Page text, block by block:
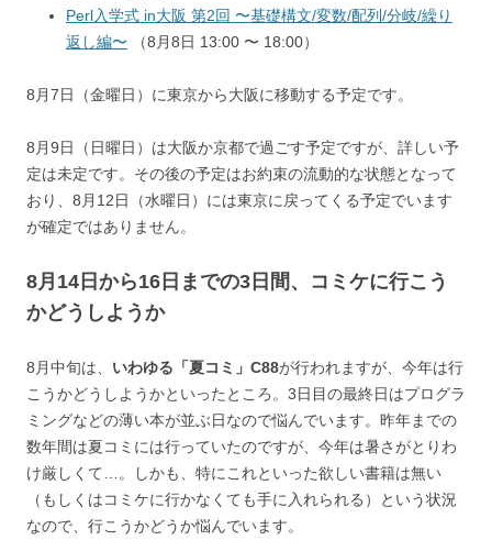
Perl入学式 in大阪 第2回 〜基礎構文/変数/配列/分岐/繰り
返し編〜 （8月8日 13:00 〜 18:00）
8月7日（金曜日）に東京から大阪に移動する予定です。
8月9日（日曜日）は大阪か京都で過ごす予定ですが、詳しい予
定は未定です。その後の予定はお約束の流動的な状態となって
おり、8月12日（水曜日）には東京に戻ってくる予定でいます
が確定ではありません。
8月14日から16日までの3日間、コミケに行こう
かどうしようか
8月中旬は、 いわゆる「夏コミ」C88が行われますが、今年は行
こうかどうしようかといったところ。3日目の最終日はプログラ
ミングなどの薄い本が並ぶ日なので悩んでいます。昨年までの
数年間は夏コミには行っていたのですが、今年は暑さがとりわ
け厳しくて…。しかも、特にこれといった欲しい書籍は無い
（もしくはコミケに行かなくても手に入れられる）という状況
なので、行こうかどうか悩んでいます。